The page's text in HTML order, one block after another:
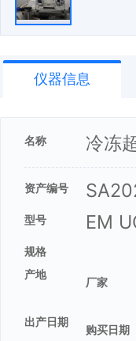
仪器信息
名称 冷冻
资产编号
型号 EM
规格
产地
厂家
出产日期
购买日期